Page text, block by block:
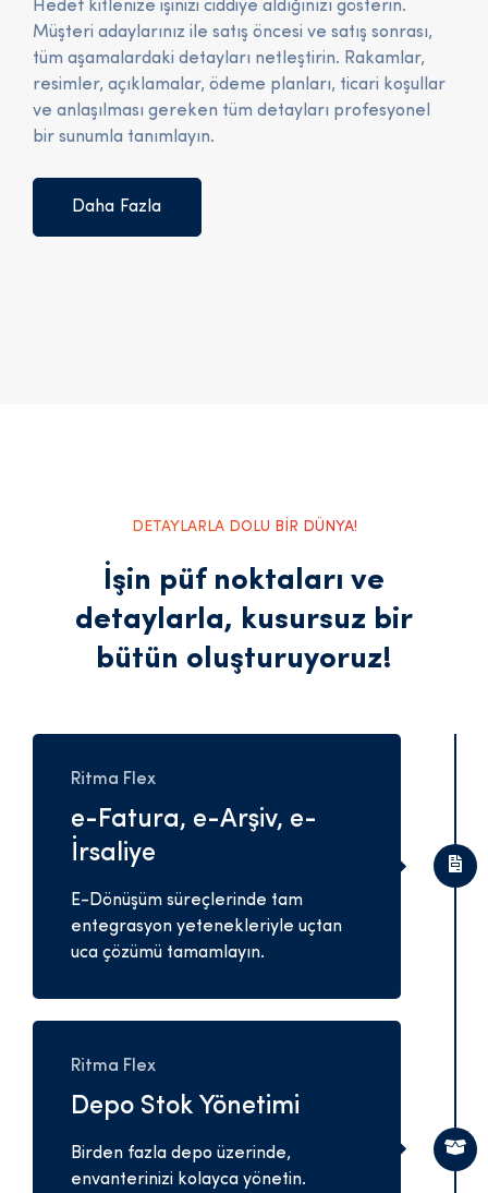
Hedef kitlenize işinizi ciddiye aldığınızı gösterin.
Müşteri adaylarınız ile satış öncesi ve satış sonrası,
tüm aşamalardaki detayları netleştirin. Rakamlar,
resimler, açıklamalar, ödeme planları, ticari koşullar
ve anlaşılması gereken tüm detayları profesyonel
bir sunumla tanımlayın.
Daha Fazla
DETAYLARLA DOLU BİR DÜNYA!
İşin püf noktaları ve
detaylarla, kusursuz bir
bütün oluşturuyoruz!
Ritma Flex
e-Fatura, e-Arşiv, e-
İrsaliye
E-Dönüşüm süreçlerinde tam
entegrasyon yetenekleriyle uçtan
uca çözümü tamamlayın.
Ritma Flex
Depo Stok Yönetimi
Birden fazla depo üzerinde,
envanterinizi kolayca yönetin.